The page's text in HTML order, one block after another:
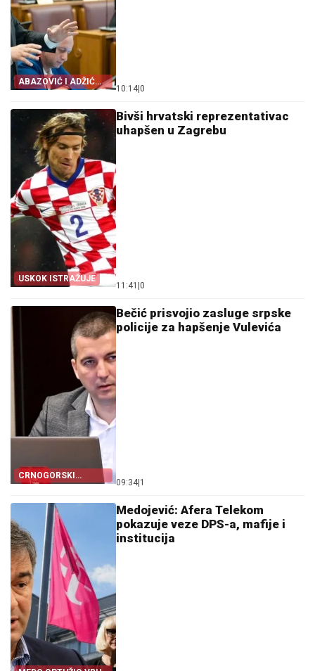
ABAZOVIĆ I ADŽIĆ
DALI IZJAVE
10:14 0
USKOK ISTRAŽUJE
Bivši hrvatski reprezentativac
uhapšen u Zagrebu
11:41 0
CRNOGORSKI
MARKETING
Bečić prisvojio zasluge srpske
policije za hapšenje Vulevića
09:34 1
Medojević: Afera Telekom
pokazuje veze DPS-a, mafije i
institucija